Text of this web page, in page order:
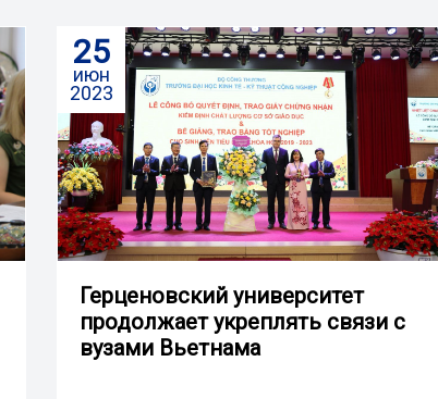
25
июн
2023
Герценовский университет
продолжает укреплять связи с
вузами Вьетнама